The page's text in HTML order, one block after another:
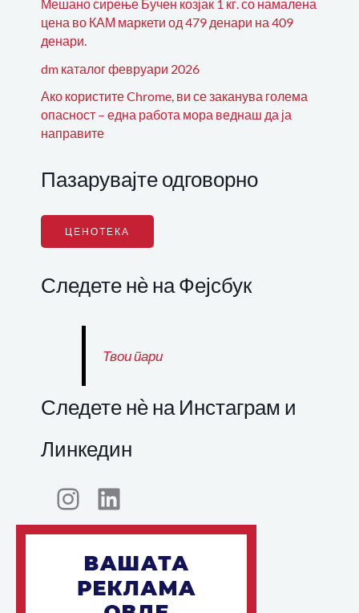
Мешано сирење Бучен козјак 1 кг. со намалена
цена во КАМ маркети од 479 денари на 409
денари.
dm каталог февруари 2026
Ако користите Chrome, ви се заканува голема
опасност – една работа мора веднаш да ја
направите
Пазарувајте одговорно
ЦЕНОТЕКА
Следете нѐ на Фејсбук
Твои пари
Следете нѐ на Инстаграм и
Линкедин